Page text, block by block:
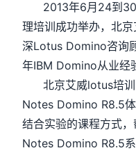
2013年6月24到30
理培训成功举办，北
深Lotus Domino咨询
年IBM Domino从业经
北京艾威lotus培训
Notes Domino R8.5
结合实验的课程方式
Notes Domino R8.5